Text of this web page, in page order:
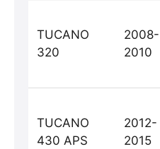
TUCANO
320
2008-
2010
TUCANO
430 APS
2012-
2015